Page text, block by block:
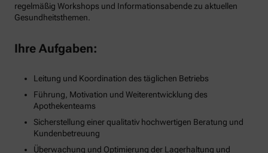
regelmäßig Workshops und Informationsabende zu aktuellen
Gesundheitsthemen.
Ihre Aufgaben:
Leitung und Koordination des täglichen Betriebs
Führung, Motivation und Weiterentwicklung des
Apothekenteams
Sicherstellung einer qualitativ hochwertigen Beratung und
Kundenbetreuung
Überwachung und Optimierung der Lagerhaltung und